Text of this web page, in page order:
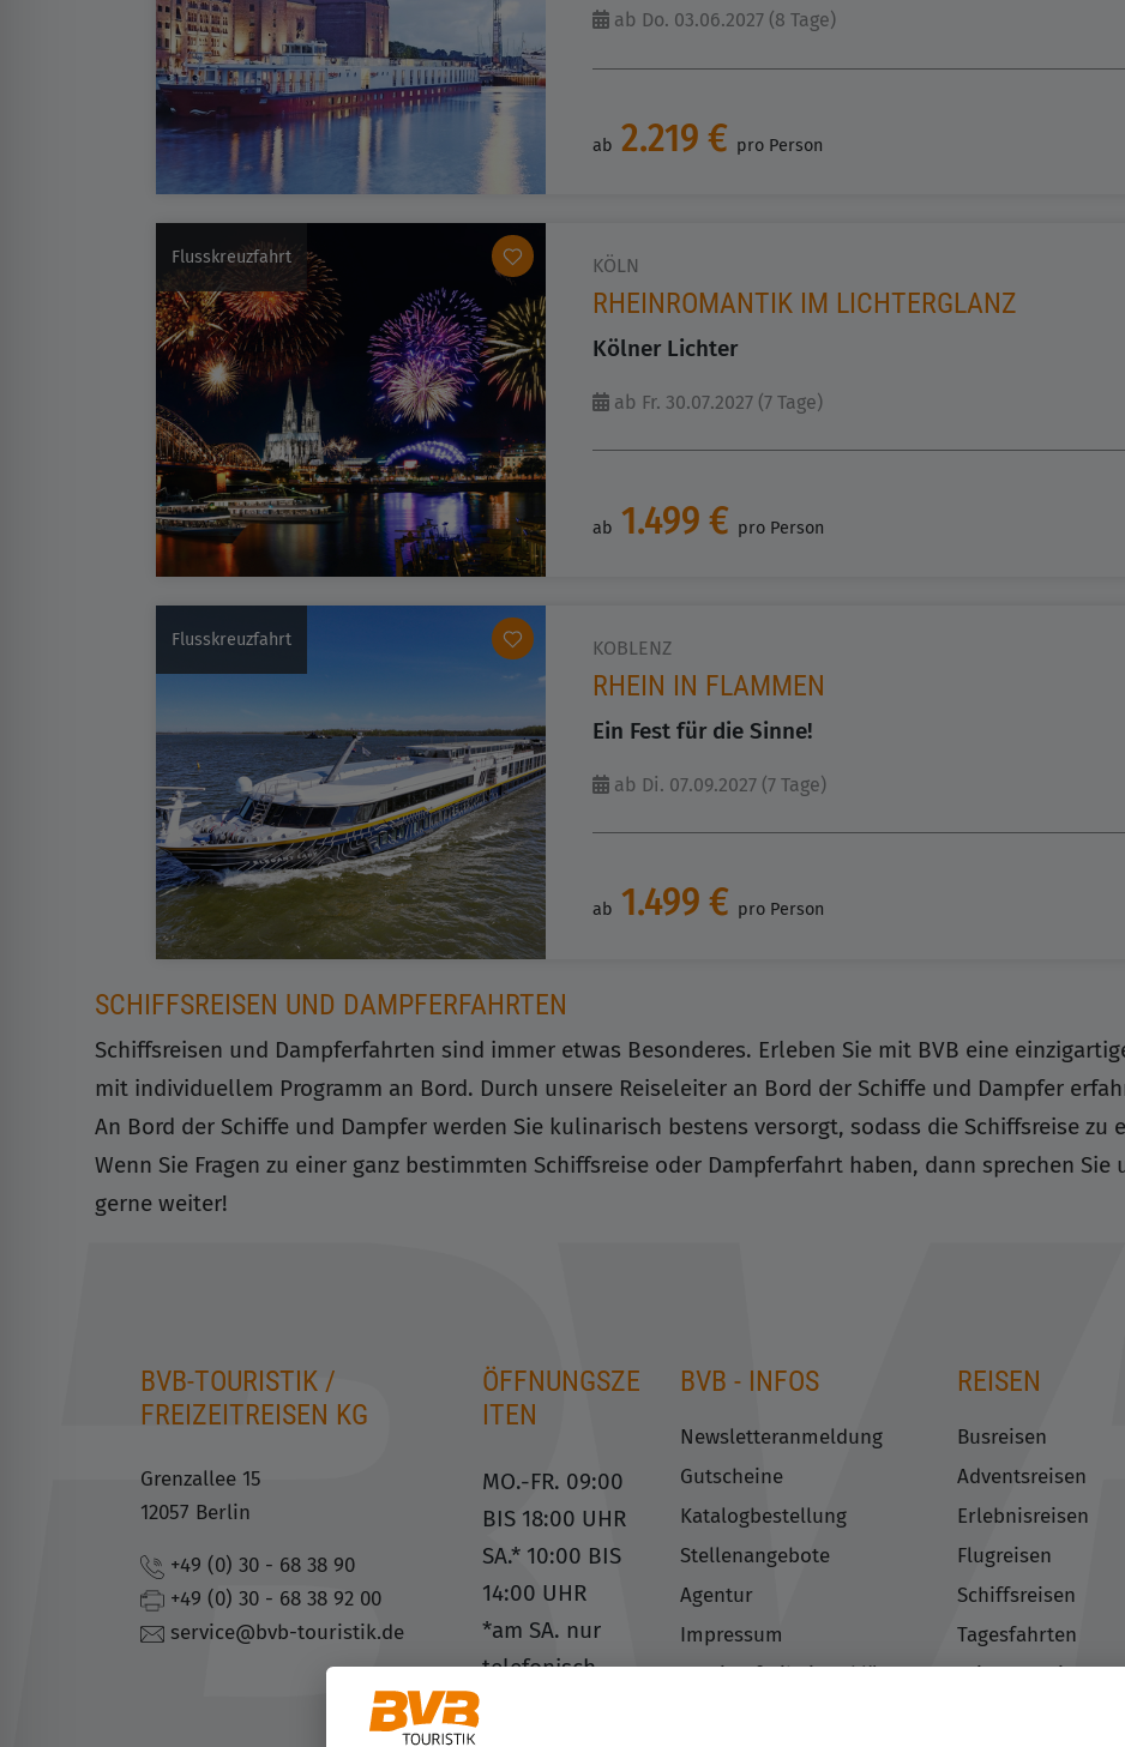
ab Do. 03.06.2027 (8 Tage)
ab 2.219 € pro Person
Flusskreuzfahrt KÖLN
RHEINROMANTIK IM LICHTERGLANZ
Kölner Lichter
ab Fr. 30.07.2027 (7 Tage)
ab 1.499 € pro Person
Flusskreuzfahrt KOBLENZ
RHEIN IN FLAMMEN
Ein Fest für die Sinne!
ab Di. 07.09.2027 (7 Tage)
ab 1.499 € pro Person
SCHIFFSREISEN UND DAMPFERFAHRTEN
Schiffsreisen und Dampferfahrten sind immer etwas Besonderes. Erleben Sie mit BVB eine
mit individuellem Programm an Bord. Durch unsere Reiseleiter an Bord der Schiffe und Dampfer
An Bord der Schiffe und Dampfer werden Sie kulinarisch bestens versorgt, sodass die Schiffsreise zu
Wenn Sie Fragen zu einer ganz bestimmten Schiffsreise oder Dampferfahrt haben, dann sprechen
gerne weiter!
BVB-TOURISTIK /
FREIZEITREISEN KG
Grenzallee 15
12057 Berlin
+49 (0) 30 - 68 38 90
+49 (0) 30 - 68 38 92 00
service@bvb-touristik.de
ÖFFNUNGSZE
ITEN
MO.-FR. 09:00
BIS 18:00 UHR
SA.* 10:00 BIS
14:00 UHR
*am SA. nur
telefonisch
BVB - INFOS
Newsletteranmeldung
Gutscheine
Katalogbestellung
Stellenangebote
Agentur
Impressum
Barrierefreiheitserklärung
REISEN
Busreisen
Adventsreisen
Erlebnisreisen
Flugreisen
Schiffsreisen
Tagesfahrten
Feiertagsreisen